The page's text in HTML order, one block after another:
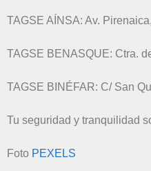
TAGSE AÍNSA: Av.
TAGSE BENASQUE: Ctra.
TAGSE BINÉFAR: C/ San
Tu seguridad y tranquilidad
Foto PEXELS